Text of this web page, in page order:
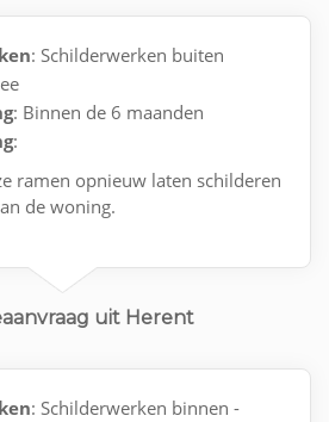
: Schilderwerken buiten
: Binnen de 6 maanden
:
ramen opnieuw laten schilderen
de woning.
uit Herent
: Schilderwerken binnen -